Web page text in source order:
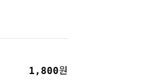
1,800원